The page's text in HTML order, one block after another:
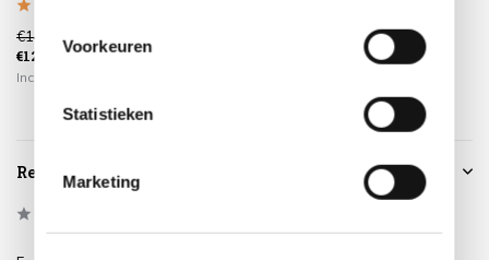
Voorkeuren
Statistieken
Marketing
€149,00
€129,00
Incl. btw
€225,00
Reviews